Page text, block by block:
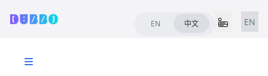
EN 中文 EN